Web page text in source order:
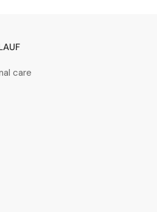
care